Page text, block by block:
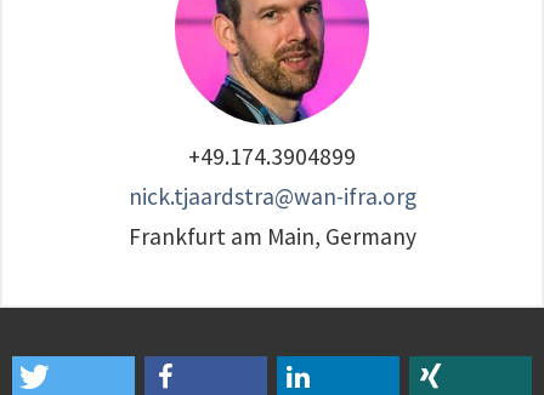
+49.174.3904899
nick.tjaardstra@wan-ifra.org
Frankfurt am Main, Germany